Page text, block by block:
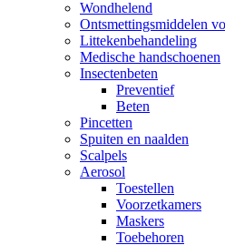
Wondhelend
Ontsmettingsmiddelen
Littekenbehandeling
Medische handschoenen
Insectenbeten
Preventief
Beten
Pincetten
Spuiten en naalden
Scalpels
Aerosol
Toestellen
Voorzetkamers
Maskers
Toebehoren